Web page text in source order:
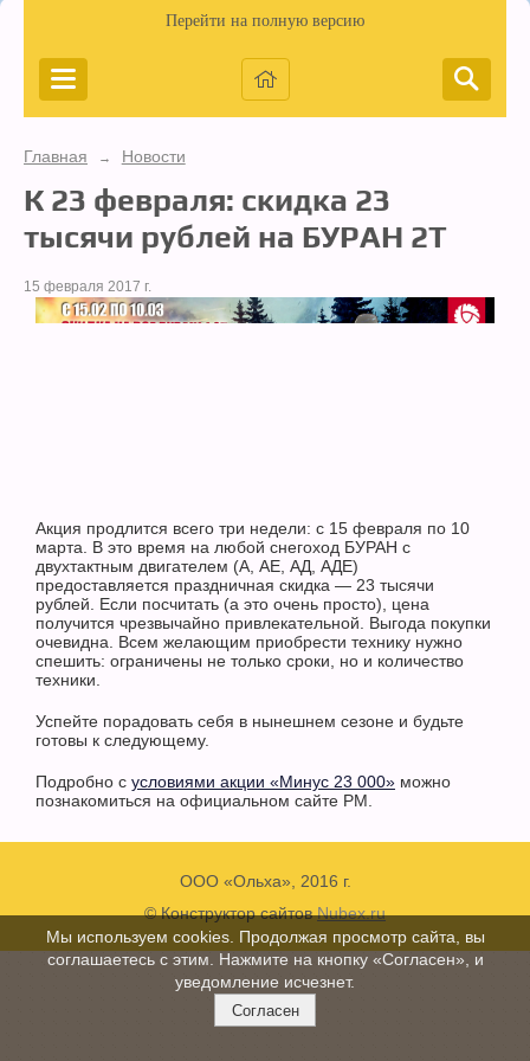
Перейти на полную версию
Главная → Новости
К 23 февраля: скидка 23
тысячи рублей на БУРАН 2Т
15 февраля 2017 г.
Акция продлится всего три недели: с 15 февраля по 10
марта. В это время на любой снегоход БУРАН с
двухтактным двигателем (А, АЕ, АД, АДЕ)
предоставляется праздничная скидка — 23 тысячи
рублей. Если посчитать (а это очень просто), цена
получится чрезвычайно привлекательной. Выгода покупки
очевидна. Всем желающим приобрести технику нужно
спешить: ограничены не только сроки, но и количество
техники.
Успейте порадовать себя в нынешнем сезоне и будьте
готовы к следующему.
Подробно с условиями акции «Минус 23 000» можно
познакомиться на официальном сайте РМ.
ООО «Ольха», 2016 г.
© Конструктор сайтовNubex.ru
Мы используем cookies. Продолжая просмотр сайта, вы
соглашаетесь с этим. Нажмите на кнопку «Согласен», и
уведомление исчезнет.
Согласен